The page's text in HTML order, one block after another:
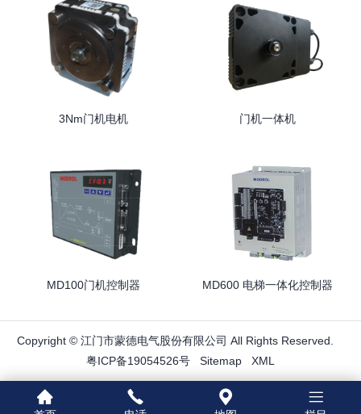
3Nm门机电机 门机一体机
MD100门机控制器 MD600 电梯一体化控制器
Copyright © 江门市蒙德电气股份有限公司 All Rights Reserved.
粤ICP备19054526号
Sitemap XML